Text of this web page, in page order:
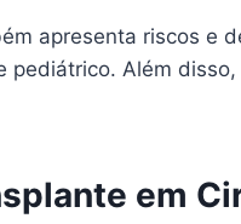
apresenta riscos e
Além
em